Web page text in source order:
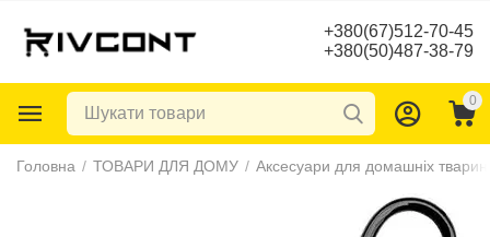
+380(67)512-70-45
+380(50)487-38-79
0
Головна / ТОВАРИ ДЛЯ ДОМУ / Аксесуари для домашніх тварин